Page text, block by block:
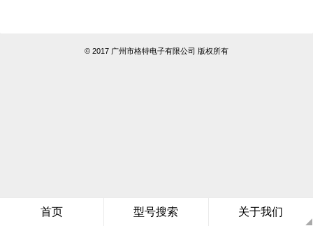
首页 型号搜索 关于我们
© 2017 广州市格特电子有限公司 版权所有